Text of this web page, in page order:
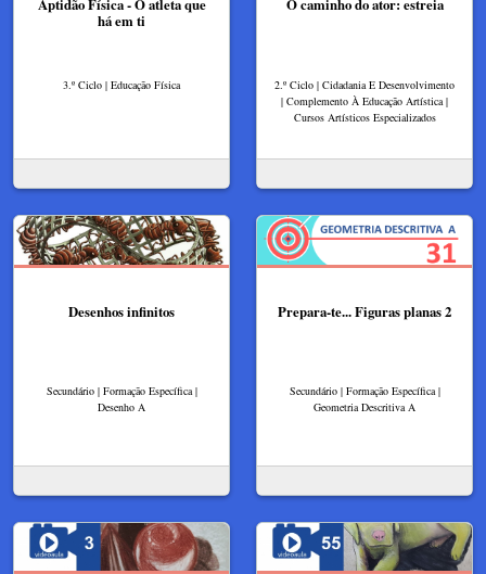
Aptidão Física - O atleta que
há em ti
3.º Ciclo | Educação Física
O caminho do ator: estreia
2.º Ciclo | Cidadania E Desenvolvimento
| Complemento À Educação Artística |
Cursos Artísticos Especializados
Desenhos infinitos
Secundário | Formação Específica |
Desenho A
Prepara-te... Figuras planas 2
Secundário | Formação Específica |
Geometria Descritiva A